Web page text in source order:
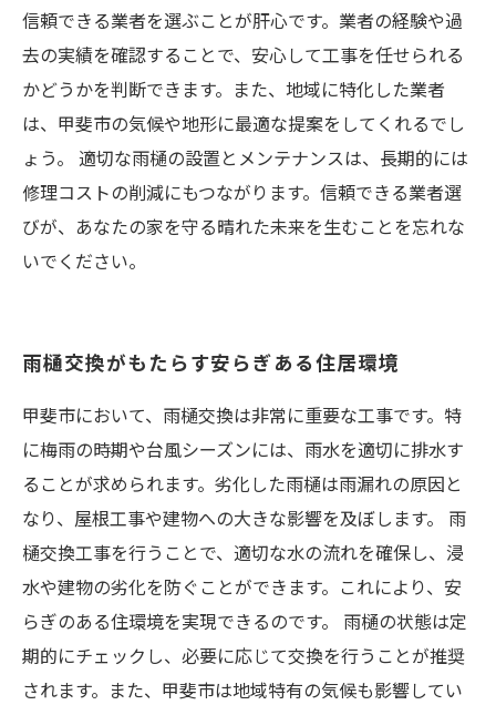
信頼できる業者を選ぶことが肝心です。業者の経験や過
去の実績を確認することで、安心して工事を任せられる
かどうかを判断できます。また、地域に特化した業者
は、甲斐市の気候や地形に最適な提案をしてくれるでし
ょう。 適切な雨樋の設置とメンテナンスは、長期的には
修理コストの削減にもつながります。信頼できる業者選
びが、あなたの家を守る晴れた未来を生むことを忘れな
いでください。
雨樋交換がもたらす安らぎある住居環境
甲斐市において、雨樋交換は非常に重要な工事です。特
に梅雨の時期や台風シーズンには、雨水を適切に排水す
ることが求められます。劣化した雨樋は雨漏れの原因と
なり、屋根工事や建物への大きな影響を及ぼします。 雨
樋交換工事を行うことで、適切な水の流れを確保し、浸
水や建物の劣化を防ぐことができます。これにより、安
らぎのある住環境を実現できるのです。 雨樋の状態は定
期的にチェックし、必要に応じて交換を行うことが推奨
されます。また、甲斐市は地域特有の気候も影響してい